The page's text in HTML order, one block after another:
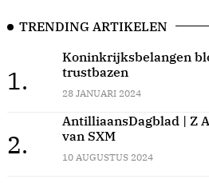
TRENDING ARTIKELEN
1.
Koninkrijksbelangen
trustbazen
28 JANUARI 2024
2.
AntilliaansDagblad | Z
van SXM
10 AUGUSTUS 2024